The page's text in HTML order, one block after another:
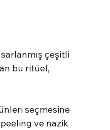
çeşitli
bu ritüel,
seçmesine
ve nazik